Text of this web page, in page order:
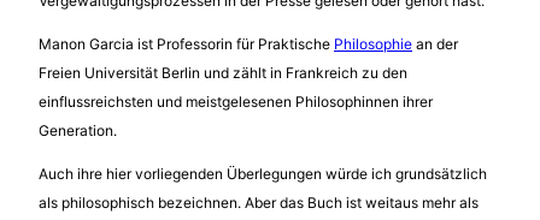
Manon Garcia ist Professorin für Praktische Philosophie an der
Freien Universität Berlin und zählt in Frankreich zu den
einflussreichsten und meistgelesenen Philosophinnen ihrer
Generation.
Auch ihre hier vorliegenden Überlegungen würde ich grundsätzlich
als philosophisch bezeichnen. Aber das Buch ist weitaus mehr als